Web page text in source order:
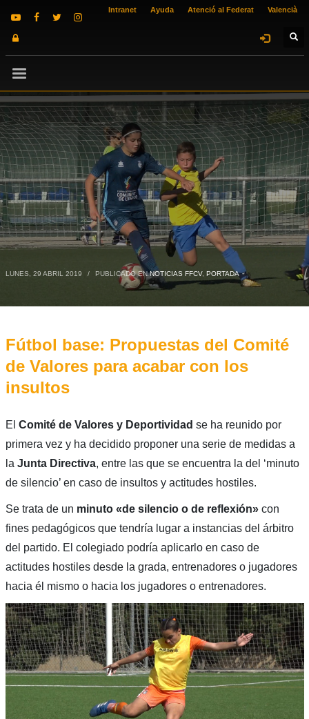
Intranet Ayuda Atenció al Federat Valencià
LUNES, 29 ABRIL 2019 / PUBLICADO ENNOTICIAS FFCV, PORTADA
Fútbol base: Propuestas del Comité
de Valores para acabar con los
insultos
El Comité de Valores y Deportividad se ha reunido por
primera vez y ha decidido proponer una serie de medidas a
la Junta Directiva, entre las que se encuentra la del ‘minuto
de silencio’ en caso de insultos y actitudes hostiles.
Se trata de un minuto «de silencio o de reflexión» con
fines pedagógicos que tendría lugar a instancias del árbitro
del partido. El colegiado podría aplicarlo en caso de
actitudes hostiles desde la grada, entrenadores o jugadores
hacia él mismo o hacia los jugadores o entrenadores.